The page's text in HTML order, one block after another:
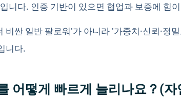
니다. 인증 기반이 있으면 협업과 보증에 힘
비싼 일반 팔로워'가 아니라 '가중치·신뢰·정
니다.
어떻게 빠르게 늘리나요？(